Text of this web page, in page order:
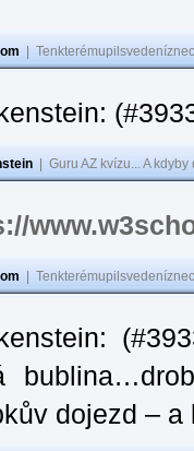
Guru AZ kvízu... A
dojezd –